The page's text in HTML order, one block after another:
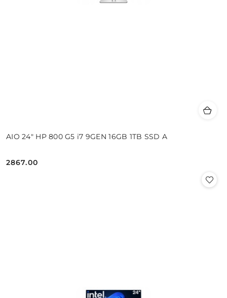
AIO 24" HP 800 G5 i7 9GEN 16GB 1TB SSD A
Cena:
2867.00